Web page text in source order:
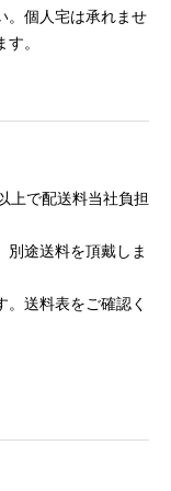
。個人宅は承れませ
。
上で配送料当社負担
別途送料を頂戴しま
送料表をご確認く